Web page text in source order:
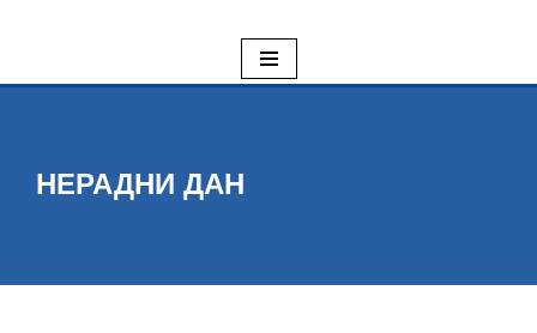
na
НЕРАДНИ ДАН